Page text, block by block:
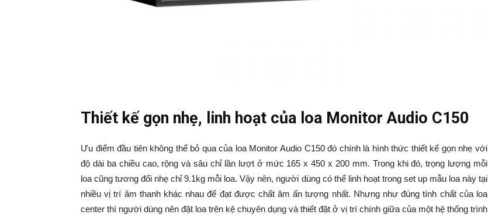
Thiết kế gọn nhẹ, linh hoạt của loa Monitor Audio C150
Ưu điểm đầu tiên không thể bỏ qua của loa Monitor Audio C150 đó chính là hình thức thiết kế gọn nhẹ với
độ dài ba chiều cao, rộng và sâu chỉ lần lượt ở mức 165 x 450 x 200 mm. Trong khi đó, trọng lượng mỗi
loa cũng tương đối nhẹ chỉ 9.1kg mỗi loa. Vậy nên, người dùng có thể linh hoạt trong set up mẫu loa này tại
nhiều vị trí âm thanh khác nhau để đạt được chất âm ấn tượng nhất. Nhưng như đúng tính chất của loa
center thì người dùng nên đặt loa trên kệ chuyên dụng và thiết đặt ở vị trí chính giữa của một hệ thống trình